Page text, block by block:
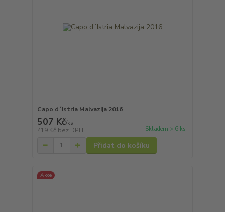
Capo d´Istria Malvazija 2016
507 Kč/ks
419 Kč bez DPH Skladem > 6 ks
Přidat do košíku
Akce